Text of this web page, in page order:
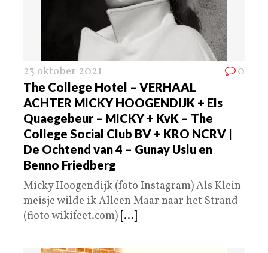
23 oktober 2021 0
The College Hotel – VERHAAL
ACHTER MICKY HOOGENDIJK + Els
Quaegebeur – MICKY + KvK – The
College Social Club BV + KRO NCRV |
De Ochtend van 4 – Gunay Uslu en
Benno Friedberg
Micky Hoogendijk (foto Instagram) Als Klein
meisje wilde ik Alleen Maar naar het Strand
(fioto wikifeet.com) [...]